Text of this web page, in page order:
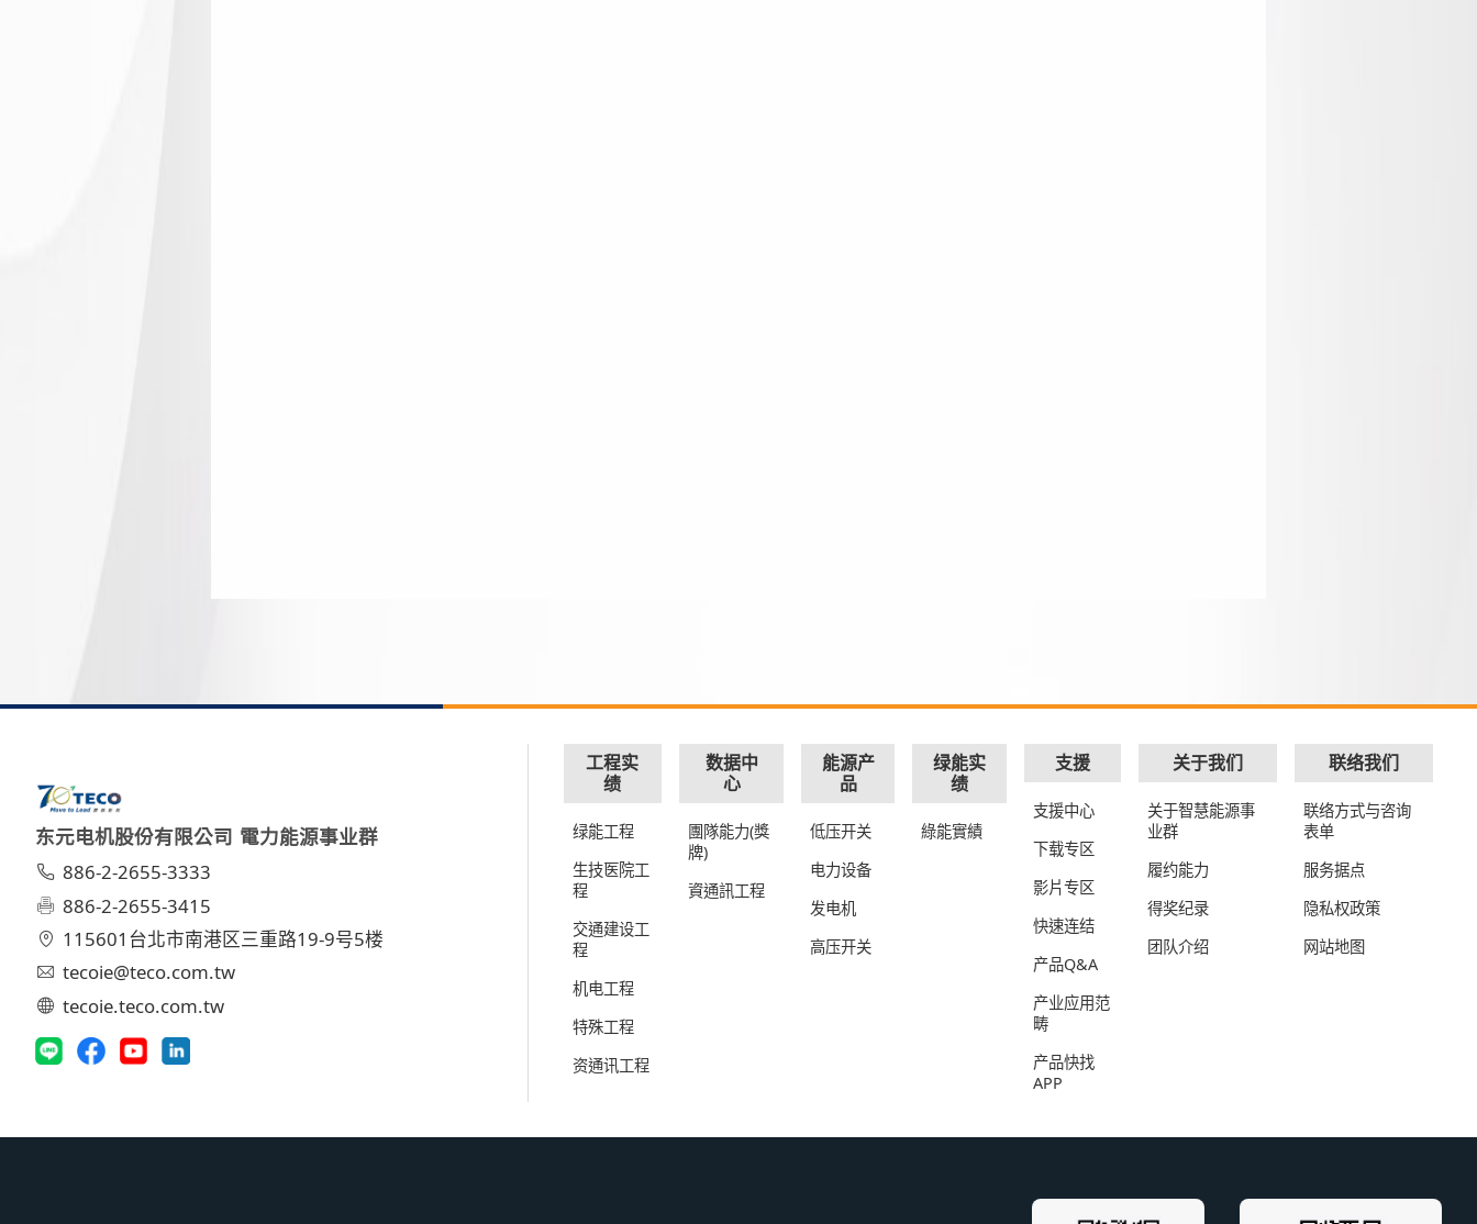
东元电机股份有限公司 電力能源事业群
886-2-2655-3333
886-2-2655-3415
115601台北市南港区三重路19-9号5楼
tecoie@teco.com.tw
tecoie.teco.com.tw
工程实
绩
绿能工程
生技医院工
程
交通建设工
程
机电工程
特殊工程
资通讯工程
数据中
心
團隊能力(獎
牌)
資通訊工程
能源产
品
低压开关
电力设备
发电机
高压开关
绿能实
绩
綠能實績
支援
支援中心
下载专区
影片专区
快速连结
产品Q&A
产业应用范
畴
产品快找
APP
关于我们
关于智慧能源事
业群
履约能力
得奖纪录
团队介绍
联络我们
联络方式与咨询
表单
服务据点
隐私权政策
网站地图